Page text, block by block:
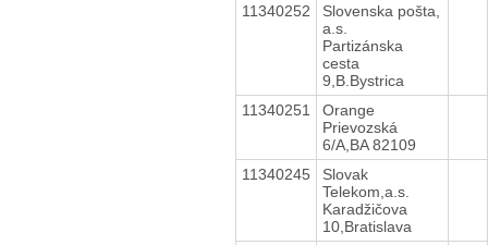
11340252
Slovenska pošta,
a.s.
Partizánska
cesta
9,B.Bystrica
11340251
Orange
Prievozská
6/A,BA 82109
11340245
Slovak
Telekom,a.s.
Karadžičova
10,Bratislava